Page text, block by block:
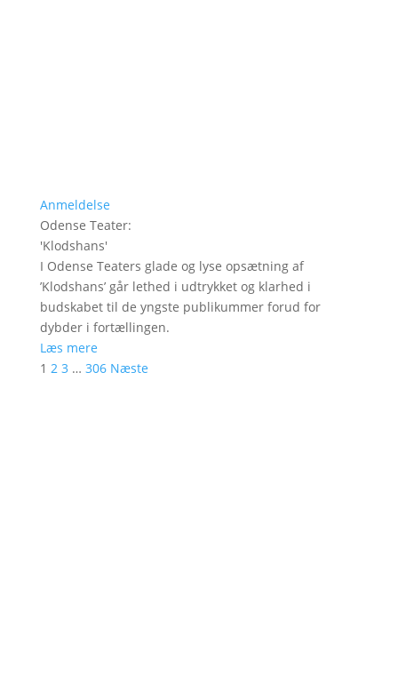
Anmeldelse
Odense Teater:
'Klodshans'
I Odense Teaters glade og lyse opsætning af
’Klodshans’ går lethed i udtrykket og klarhed i
budskabet til de yngste publikummer forud for
dybder i fortællingen.
Læs mere
1 2 3 … 306 Næste